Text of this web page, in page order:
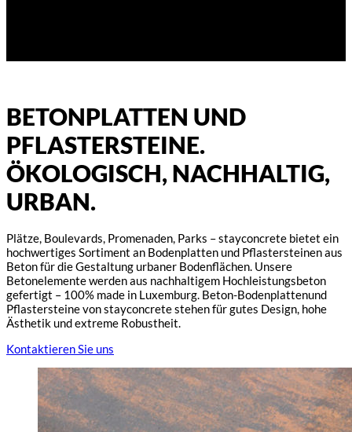
BETONPLATTEN UND
PFLASTERSTEINE.
ÖKOLOGISCH, NACHHALTIG,
URBAN.
Plätze, Boulevards, Promenaden, Parks – stayconcrete bietet ein
hochwertiges Sortiment an Bodenplatten und Pflastersteinen aus
Beton für die Gestaltung urbaner Bodenflächen. Unsere
Betonelemente werden aus nachhaltigem Hochleistungsbeton
gefertigt – 100% made in Luxemburg. Beton-Bodenplattenund
Pflastersteine von stayconcrete stehen für gutes Design, hohe
Ästhetik und extreme Robustheit.
Kontaktieren Sie uns